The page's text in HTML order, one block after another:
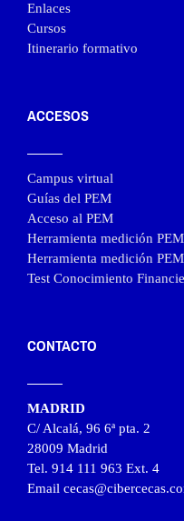
Enlaces
Cursos
Itinerario formativo
ACCESOS
Campus virtual
Guías del PEM
Acceso al PEM
Herramienta medición
Herramienta medición
Test Conocimiento
CONTACTO
MADRID
C/ Alcalá, 96 6ª pta. 2
28009 Madrid
Tel. 914 111 963 Ext. 4
Email